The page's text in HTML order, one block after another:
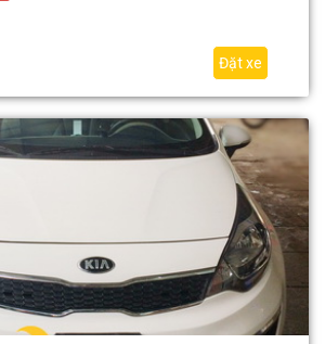
Đặt xe